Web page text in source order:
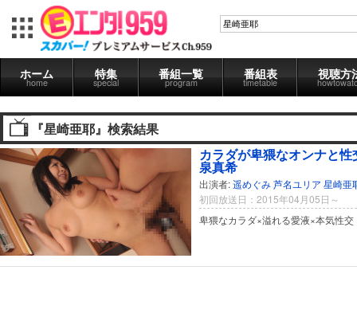
ホーム
home
特集
special
番組一覧
program
番組表
timetable
視聴方
『星崎亜耶』検索結果
カラダが卑猥なオンナと
泉真希
出演者:遥めぐみ芦名ユリア 星崎亜
初回放送日：2015年04月05日～
卑猥なカラダ×溢れる愛液×本気性交